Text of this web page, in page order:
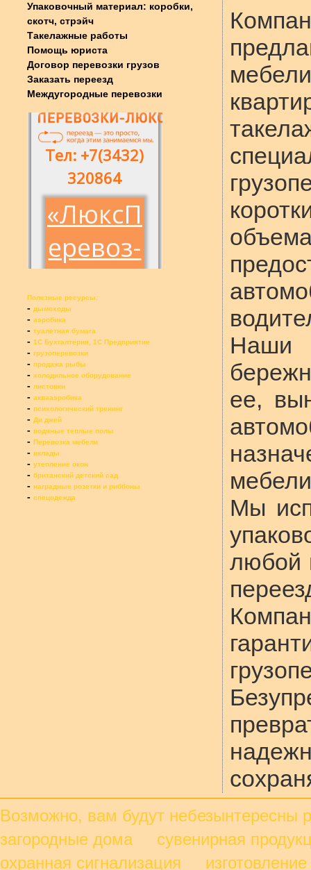
Упаковочный материал: коробки,
скотч, стрэйч
Такелажные работы
Помощь юриста
Договор перевозки грузов
Заказать переезд
Междугородные перевозки
Полезные ресурсы:
- дымоходы
- аэробика
- туалетная бумага
- 1С Бухгалтерия, 1С Предприятие
- грузоперевозки
- продажа рыбы
- холодильное оборудование
- листовки
- аквааэробика
- психологический тренинг
- Ди джей
- водяные теплые полы
- Перевозка мебели
- вклады
- утепление окон
- британский детский сад
- наградные розетки и риббоны
- спецодежда
Наши
ее,
Мы
любой
Возможно, вам будут небезынтересны
загородные дома сувенирная
охранная сигнализация